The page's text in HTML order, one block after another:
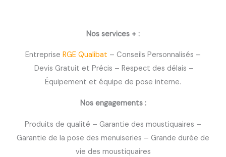
Nos services + :
Entreprise RGE Qualibat – Conseils Personnalisés –
Devis Gratuit et Précis – Respect des délais –
Équipement et équipe de pose interne.
Nos engagements :
Produits de qualité – Garantie des moustiquaires –
Garantie de la pose des menuiseries – Grande durée de
vie des moustiquaires